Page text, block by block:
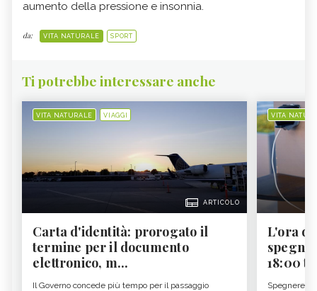
aumento della pressione e insonnia.
da: VITA NATURALE SPORT
Ti potrebbe interessare anche
VITA NATURALE VIAGGI
ARTICOLO
Carta d'identità: prorogato il
termine per il documento
elettronico, m...
Il Governo concede più tempo per il passaggio
VITA
L'ora
18:00 ti
Spegnere lo